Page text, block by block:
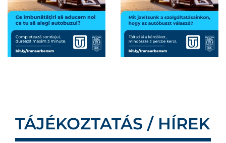
TÁJÉKOZTATÁS / HÍREK